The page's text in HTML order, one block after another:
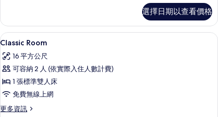
的
所
有
相
片
套
房,
陽
湖
景
詳
情
選擇日期以查看價格
顯
示
Classic
Room
的
所
有
羽絨被、迷你吧、客房內保險箱、書桌
8
Classic Room
16 平方公尺
可容納 2 人 (依實際入住人數計費)
1 張標準雙人床
免費無線上網
更多資訊
更